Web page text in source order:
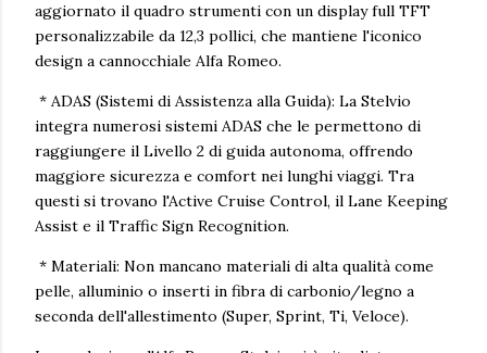
aggiornato il quadro strumenti con un display full TFT
personalizzabile da 12,3 pollici, che mantiene l'iconico
design a cannocchiale Alfa Romeo.
* ADAS (Sistemi di Assistenza alla Guida): La Stelvio
integra numerosi sistemi ADAS che le permettono di
raggiungere il Livello 2 di guida autonoma, offrendo
maggiore sicurezza e comfort nei lunghi viaggi. Tra
questi si trovano l'Active Cruise Control, il Lane Keeping
Assist e il Traffic Sign Recognition.
* Materiali: Non mancano materiali di alta qualità come
pelle, alluminio o inserti in fibra di carbonio/legno a
seconda dell'allestimento (Super, Sprint, Ti, Veloce).